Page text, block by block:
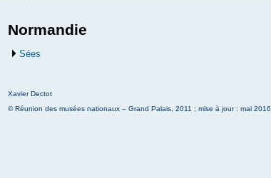
Normandie
Sées
Xavier Dectot
© Réunion des musées nationaux – Grand Palais, 2011 ; mise à jour : mai 2016